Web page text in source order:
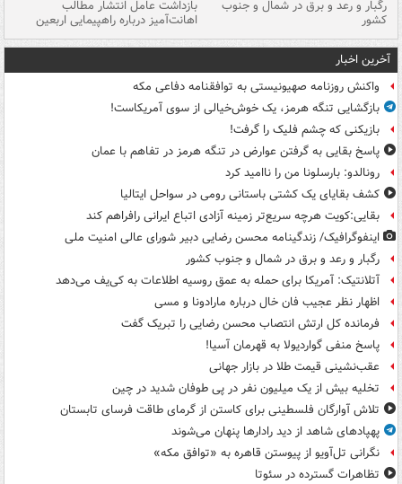
رگبار و رعد و برق در شمال و جنوب
کشور
بازداشت عامل انتشار مطالب
اهانت‌آمیز درباره راهپیمایی اربعین
آخرین اخبار
واکنش روزنامه صهیونیستی به توافقنامه دفاعی مکه
بازگشایی تنگه هرمز، یک خوش‌خیالی از سوی آمریکاست!
بازیکنی که چشم فلیک را گرفت!
پاسخ بقایی به گرفتن عوارض در تنگه هرمز در تفاهم با عمان
رونالدو: بارسلونا من را ناامید کرد
کشف بقایای یک کشتی باستانی رومی در سواحل ایتالیا
بقایی:کویت هرچه سریع‌تر زمینه آزادی اتباع ایرانی رافراهم کند
اینفوگرافیک/ زندگینامه محسن رضایی دبیر شورای عالی امنیت‌ ملی
رگبار و رعد و برق در شمال و جنوب کشور
آتلانتیک: آمریکا برای حمله به عمق روسیه اطلاعات به کی‌یف می‌دهد
اظهار نظر عجیب فان خال درباره مارادونا و مسی
فرمانده کل ارتش انتصاب محسن رضایی را تبریک گفت
پاسخ منفی گواردیولا به قهرمان آسیا!
عقب‌نشینی قیمت طلا در بازار جهانی
تخلیه بیش از یک میلیون نفر در پی طوفان شدید در چین
تلاش آوارگان فلسطینی برای کاستن از گرمای طاقت فرسای تابستان
پهپادهای شاهد از دید رادارها پنهان می‌شوند
نگرانی تل‌آویو از پیوستن قاهره به «توافق مکه»
تظاهرات گسترده در سئوتا